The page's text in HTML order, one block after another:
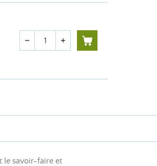
Quantité
remove add
le savoir-faire et